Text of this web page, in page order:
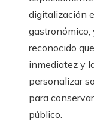
digitalización
reconocido
inmediatez y
personalizar
para
público.